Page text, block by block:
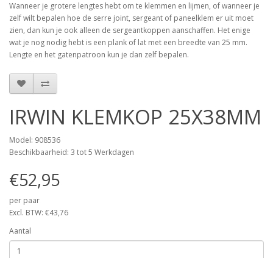
Wanneer je grotere lengtes hebt om te klemmen en lijmen, of wanneer je
zelf wilt bepalen hoe de serre joint, sergeant of paneelklem er uit moet
zien, dan kun je ook alleen de sergeantkoppen aanschaffen. Het enige
wat je nog nodig hebt is een plank of lat met een breedte van 25 mm.
Lengte en het gatenpatroon kun je dan zelf bepalen.
IRWIN KLEMKOP 25X38MM
Model: 908536
Beschikbaarheid: 3 tot 5 Werkdagen
€52,95
per paar
Excl. BTW: €43,76
Aantal